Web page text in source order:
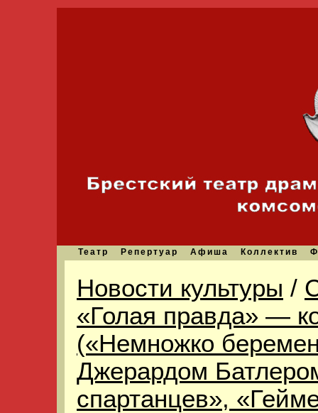
Театр Репертуар Афиша Коллектив
Новости культуры /
«Голая правда» —
(«Немножко
Джерардом
спартанцев»,